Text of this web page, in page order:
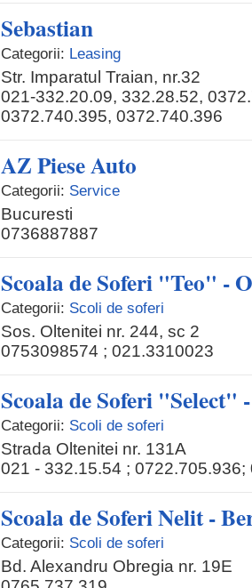
Sebastian
Categorii: Leasing
Str. Imparatul Traian, nr.32
021-332.20.09, 332.28.52,
0372.740.395, 0372.740.396
AZ Piese Auto
Categorii: Service
Bucuresti
0736887887
Scoala de Soferi "Teo" -
Categorii: Scoli de soferi
Sos. Oltenitei nr. 244, sc 2
0753098574 ; 021.3310023
Scoala de Soferi "Select"
Categorii: Scoli de soferi
Strada Oltenitei nr. 131A
021 - 332.15.54 ;
Scoala de Soferi Nelit -
Categorii: Scoli de soferi
Bd. Alexandru Obregia nr. 19E